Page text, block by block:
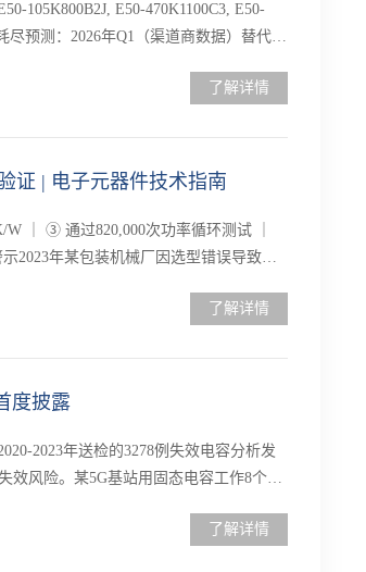
105K800B2J, E50-470K1100C3, E50-
尽预测：2026年Q1（渠道商数据）替代紧
了解详情
证 | 电子元器件技术指南
｜ ③ 通过820,000次功率循环测试 ｜
2023年某包装机械厂因选型错误导致：
了解详情
度披露
2023年送检的3278例失效电容分析发
效风险。某5G基站用固态电容工作8个月
了解详情